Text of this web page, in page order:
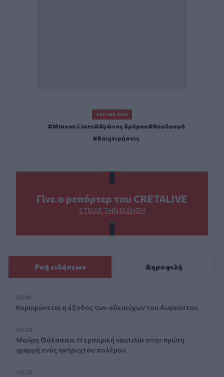
ΣΧΕΤΙΚΆ TAGS
Minoan Lines Αγώνας δρόμου
Κουδουμά
Επιχειρήσεις
Γίνε ο ρεπόρτερ του CRETALIVE
ΣΤΕΊΛΕ ΤΗΝ ΕΊΔΗΣΗ
Ροή ειδήσεων Δημοφιλή
08:41
Κορυφώνεται η έξοδος των αδειούχων του Αυγούστου
08:33
Μαύρη Θάλασσα: Η εμπορική ναυτιλία στην πρώτη
γραμμή ενός ακήρυχτου πολέμου
08:26